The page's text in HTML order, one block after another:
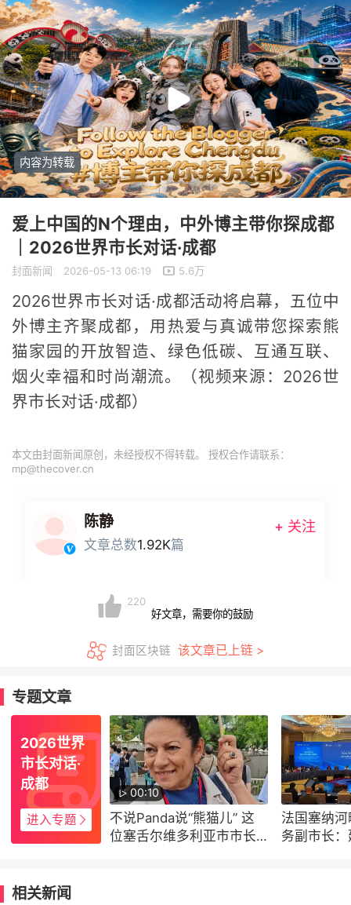
内容为转载
爱上中国的N个理由，中外博主带你探成都
｜2026世界市长对话·成都
封面新闻 2026-05-13 06:19 5.6万
2026世界市长对话·成都活动将启幕，五位中
外博主齐聚成都，用热爱与真诚带您探索熊
猫家园的开放智造、绿色低碳、互通互联、
烟火幸福和时尚潮流。
（视频来源：2026世
界市长对话·成都）
本文由封面新闻原创，未经授权不得转载。 授权合作请联系：
mp@thecover.cn
陈静
文章总数1.92K篇
+ 关注
220
好文章，需要你的鼓励
封面区块链 该文章已上链 >
专题文章
2026世界
市长对话·
成都
进入专题
00:10
不说Panda说“熊猫儿” 这
位塞舌尔维多利亚市市长
法国塞纳
务副市长
相关新闻